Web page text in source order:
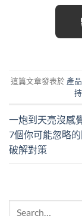
這篇文章發表於 產
一炮到天亮沒感
7個你可能忽略
破解對策